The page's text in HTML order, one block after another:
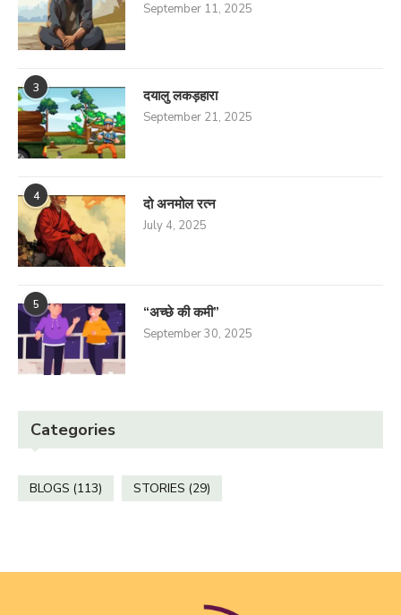
September 11, 2025
3 दयालु लकड़हारा
September 21, 2025
4 दो अनमोल रत्न
July 4, 2025
5 “अच्छे की कमी”
September 30, 2025
Categories
BLOGS (113) STORIES (29)